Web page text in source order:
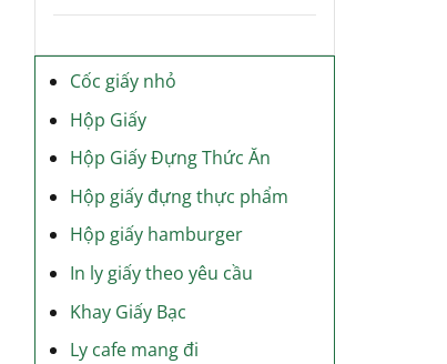
Cốc giấy nhỏ
Hộp Giấy
Hộp Giấy Đựng Thức Ăn
Hộp giấy đựng thực phẩm
Hộp giấy hamburger
In ly giấy theo yêu cầu
Khay Giấy Bạc
Ly cafe mang đi